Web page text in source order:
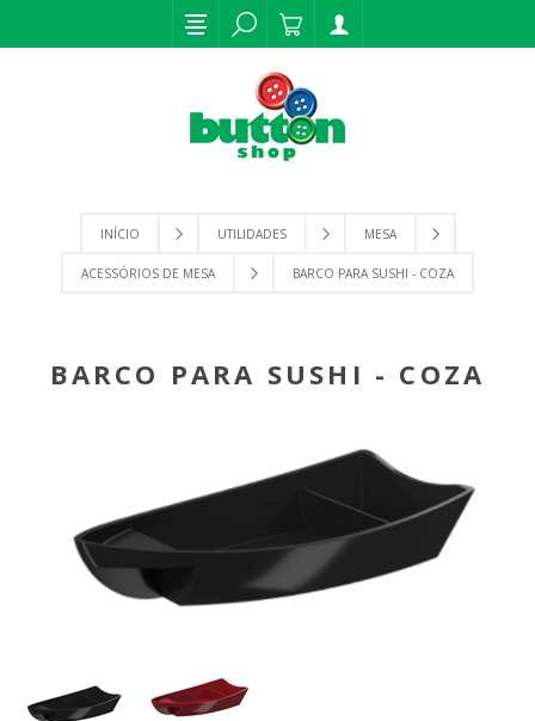
INÍCIO UTILIDADES MESA
ACESSÓRIOS DE MESA BARCO PARA SUSHI - COZA
BARCO PARA SUSHI - COZA